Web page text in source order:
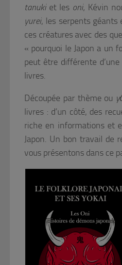
tanukiet les oni, Kévin
yurei, les serpents géants
ces créatures avec des
« pourquoi le Japon a un
peut être différente
livres.
Découpée par thème ou
livres : d’un côté, des
riche en informations et
Japon. Un bon travail de
vous présentons dans ce